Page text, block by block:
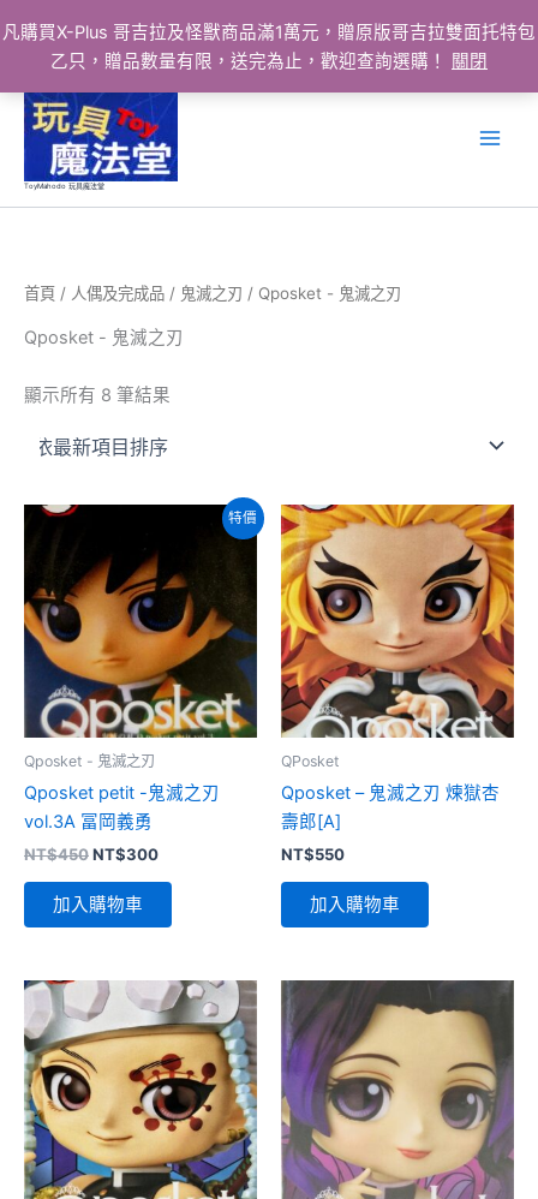
凡購買X-Plus 哥吉拉及怪獸商品滿1萬元，贈原版哥吉拉雙面托特包
乙只，贈品數量有限，送完為止，歡迎查詢選購！
關閉
ToyMahodo 玩具魔法堂
首頁 / 人偶及完成品 / 鬼滅之刃 / Qposket - 鬼滅之刃
Qposket - 鬼滅之刃
顯示所有 8 筆結果
特價
Qposket - 鬼滅之刃
Qposket petit -鬼滅之刃
vol.3A 冨岡義勇
NT$450原
價
格：
NT$300目
加入購物車
QPosket
Qposket – 鬼滅之刃 煉獄杏
壽郎[A]
NT$550
加入購物車